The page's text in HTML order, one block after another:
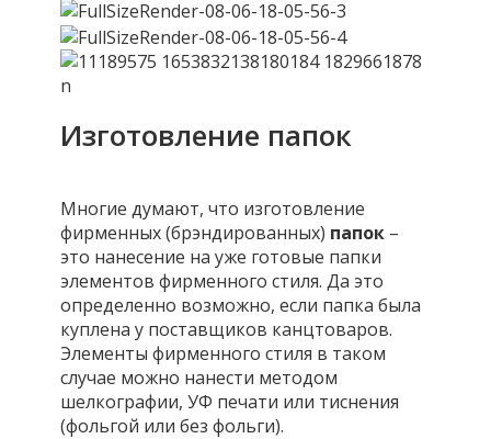
Изготовление папок
Многие думают, что изготовление
фирменных (брэндированных) папок –
это нанесение на уже готовые папки
элементов фирменного стиля. Да это
определенно возможно, если папка была
куплена у поставщиков канцтоваров.
Элементы фирменного стиля в таком
случае можно нанести методом
шелкографии, УФ печати или тиснения
(фольгой или без фольги).